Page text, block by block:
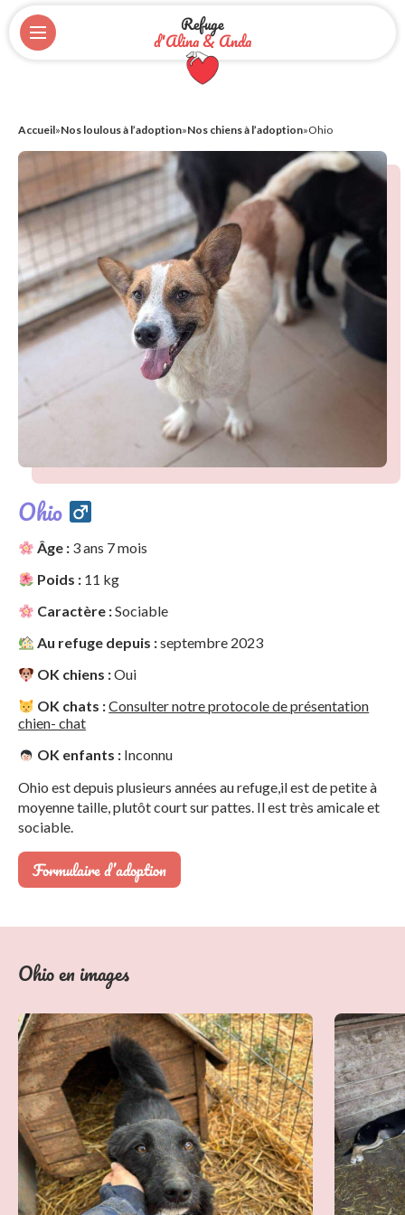
Refuge
d'Alina & Anda
Accueil»Nos loulous à l’adoption»Nos chiens à l’adoption»Ohio
Ohio
Âge : 3 ans 7 mois
Poids : 11 kg
Caractère :Sociable
Au refuge depuis :septembre 2023
OK chiens :Oui
OK chats :Consulter notre protocole de présentation
chien- chat
OK enfants : Inconnu
Ohio est depuis plusieurs années au refuge,il est de petite à
moyenne taille, plutôt court sur pattes. Il est très amicale et
sociable.
Formulaire d’adoption
Ohio en images